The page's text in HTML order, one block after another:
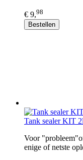
€ 9,98
Bestellen
Tank sealer KIT
Voor
enige of netste